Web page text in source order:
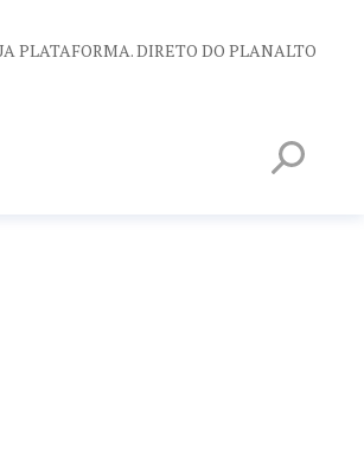
PLATAFORMA. DIRETO DO PLANALTO